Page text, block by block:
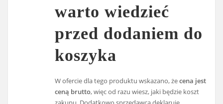
warto wiedzieć
przed dodaniem do
koszyka
W ofercie dla tego produktu wskazano, żecena jest
ceną brutto, więc od razu wiesz, jaki będzie koszt